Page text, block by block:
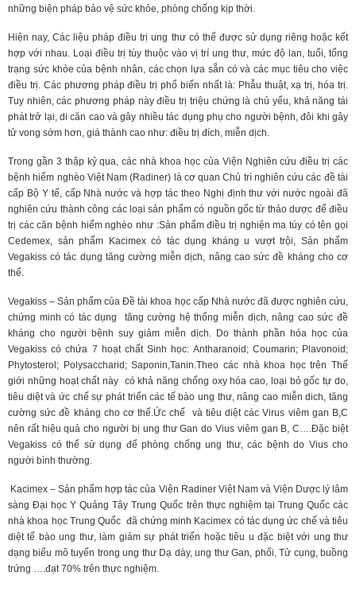
những biện pháp bảo vệ sức khỏe, phòng chống kịp thời.
Hiện nay, Các liệu pháp điều trị ung thư có thể được sử dụng riêng hoặc kết
hợp với nhau. Loại điều trị tùy thuộc vào vị trí ung thư, mức độ lan, tuổi, tổng
trạng sức khỏe của bệnh nhân, các chọn lựa sẵn có và các mục tiêu cho việc
điều trị. Các phương pháp điều trị phổ biến nhất là: Phẫu thuật, xạ trị, hóa trị.
Tuy nhiên, các phương pháp này điều trị triệu chứng là chủ yếu, khả năng tái
phát trở lại, di căn cao và gây nhiều tác dụng phụ cho người bệnh, đôi khi gây
tử vong sớm hơn, giá thành cao như: điều trị đích, miễn dịch.
Trong gần 3 thập kỷ qua, các nhà khoa học của Viện Nghiên cứu điều trị các
bệnh hiểm nghèo Việt Nam (Radiner) là cơ quan Chủ trì nghiên cứu các đề tài
cấp Bộ Y tế, cấp Nhà nước và hợp tác theo Nghị định thư với nước ngoài đã
nghiên cứu thành công các loại sản phẩm có nguồn gốc từ thảo dược để điều
trị các căn bệnh hiểm nghèo như :Sản phẩm điều trị nghiện ma túy có tên gọi
Cedemex, sản phẩm Kacimex có tác dụng kháng u vượt trội, Sản phẩm
Vegakiss có tác dụng tăng cường miễn dịch, nâng cao sức đề kháng cho cơ
thể.
Vegakiss – Sản phẩm của Đề tài khoa học cấp Nhà nước đã được nghiên cứu,
chứng minh có tác dụng tăng cường hệ thống miễn dịch, nâng cao sức đề
kháng cho người bệnh suy giảm miễn dịch. Do thành phần hóa học của
Vegakiss có chứa 7 hoạt chất Sinh học: Antharanoid; Coumarin; Plavonoid;
Phytosterol; Polysaccharid; Saponin,Tanin.Theo các nhà khoa học trên Thế
giới những hoạt chất này có khả năng chống oxy hóa cao, loại bỏ gốc tự do,
tiêu diệt và ức chế sự phát triển các tế bào ung thư, nâng cao miễn dich, tăng
cường sức đề kháng cho cơ thể.Ức chế và tiêu diệt các Virus viêm gan B,C
nên rất hiệu quả cho người bị ung thư Gan do Vius viêm gan B, C….Đặc biệt
Vegakiss có thể sử dụng để phòng chống ung thư, các bệnh do Vius cho
người bình thường.
Kacimex – Sản phẩm hợp tác của Viện Radiner Việt Nam và Viện Dược lý lâm
sàng Đại học Y Quảng Tây Trung Quốc trên thực nghiệm tại Trung Quốc các
nhà khoa học Trung Quốc đã chứng minh Kacimex có tác dụng ức chế và tiêu
diệt tế bào ung thư, làm giảm sự phát triển hoặc tiêu u đặc biệt với ung thư
dạng biểu mô tuyến trong ung thư Dạ dày, ung thư Gan, phổi, Tử cụng, buồng
trứng ….đạt 70% trên thực nghiệm.